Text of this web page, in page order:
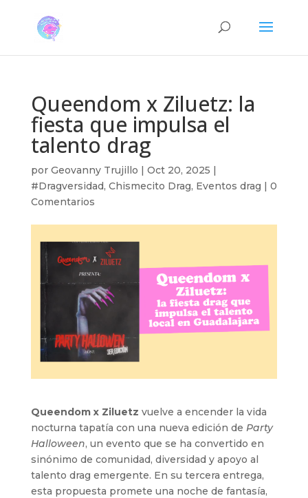
Queendom x Ziluetz: la
fiesta que impulsa el
talento drag
por Geovanny Trujillo | Oct 20, 2025 |
#Dragversidad, Chismecito Drag, Eventos drag | 0
Comentarios
Queendom x Ziluetz vuelve a encender la vida
nocturna tapatía con una nueva edición de Party
Halloween, un evento que se ha convertido en
sinónimo de comunidad, diversidad y apoyo al
talento drag emergente. En su tercera entrega,
esta propuesta promete una noche de fantasía,